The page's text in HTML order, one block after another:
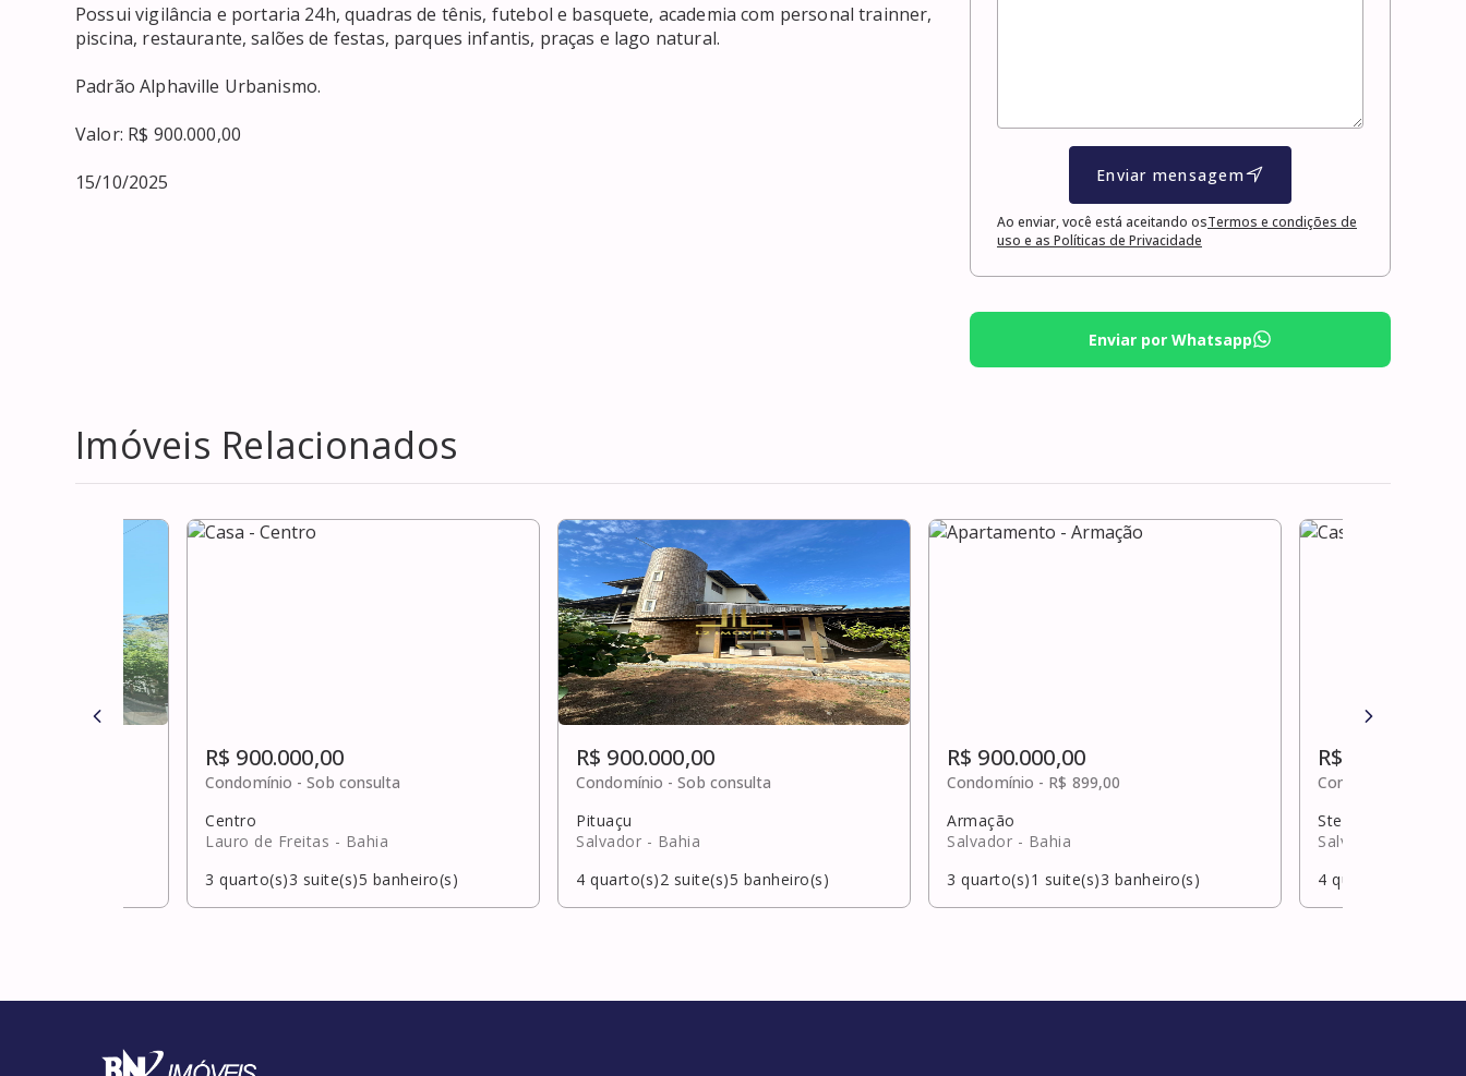
Possui vigilância e portaria 24h, quadras de tênis, futebol e basquete, academia com personal trainner,
piscina, restaurante, salões de festas, parques infantis, praças e lago natural.
Padrão Alphaville Urbanismo.
Valor: R$ 900.000,00
15/10/2025
Enviar mensagem
Ao enviar, você está aceitando osTermos e condições de
uso e as Políticas de Privacidade
Enviar por Whatsapp
Imóveis Relacionados
R$ 900.000,00
Condomínio -Sob consulta
Centro
Lauro de Freitas - Bahia
3 quarto(s)3 suite(s)5 banheiro(s)
R$ 900.000,00
Condomínio -Sob consulta
Pituaçu
Salvador - Bahia
4 quarto(s)2 suite(s)5 banheiro(s)
R$ 900.000,00
Condomínio - R$ 899,00
Armação
Salvador - Bahia
3 quarto(s)1 suite(s)3 banheiro(s)
R$ 910.000,00
Condomínio -
Stella maris
Salvador
4 quarto(s)